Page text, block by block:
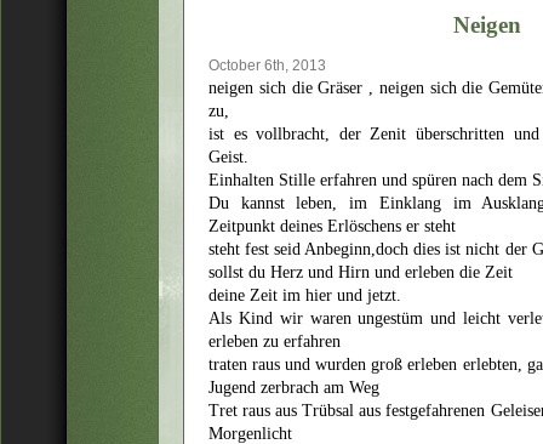
Neigen
October 6th, 2013
neigen sich die Gräser , neigen sich die
zu,
ist es vollbracht, der Zenit überschritten
Geist.
Einhalten Stille erfahren und spüren nach dem
Du kannst leben, im Einklang im
Zeitpunkt deines Erlöschens er steht
steht fest seid Anbeginn,doch dies ist nicht der
sollst du Herz und Hirn und erleben die Zeit
deine Zeit im hier und jetzt.
Als Kind wir waren ungestüm und leicht
erleben zu erfahren
traten raus und wurden groß erleben erlebten,
Jugend zerbrach am Weg
Tret raus aus Trübsal aus festgefahrenen
Morgenlicht